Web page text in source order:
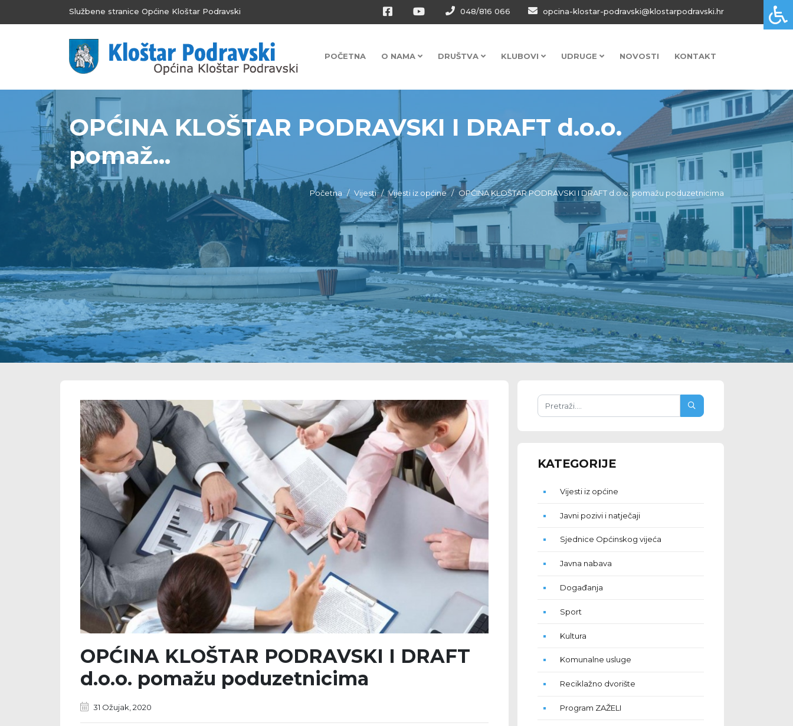
Službene stranice Općine Kloštar Podravski 048/816 066 opcina-klostar-podravski@klostarpodravski.hr
POČETNA O NAMA DRUŠTVA KLUBOVI UDRUGE NOVOSTI KONTAKT
OPĆINA KLOŠTAR PODRAVSKI I DRAFT d.o.o.
pomaž...
Početna Vijesti Vijesti iz općine OPĆINA KLOŠTAR PODRAVSKI I DRAFT d.o.o. pomažu poduzetnicima
OPĆINA KLOŠTAR PODRAVSKI I DRAFT
d.o.o. pomažu poduzetnicima
31 Ožujak, 2020
KATEGORIJE
Vijesti iz općine
Javni pozivi i natječaji
Sjednice Općinskog vijeća
Javna nabava
Događanja
Sport
Kultura
Komunalne usluge
Reciklažno dvorište
Program ZAŽELI